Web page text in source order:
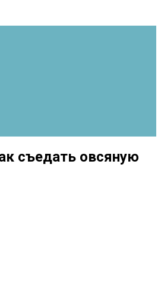
съедать овсяную